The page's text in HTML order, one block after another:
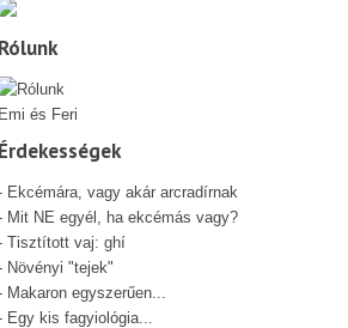
Rólunk
Emi és Feri
Érdekességek
Ekcémára, vagy akár arcradírnak
Mit NE egyél, ha ekcémás vagy?
Tisztított vaj: ghí
Növényi "tejek"
Makaron egyszerűen...
Egy kis fagyiológia...